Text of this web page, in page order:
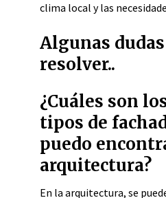
clima local y las
Algunas
resolver..
¿Cuáles son
tipos de
puedo
arquitectura?
En la arquitectura, se